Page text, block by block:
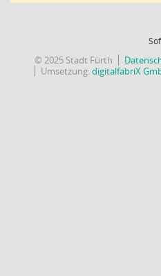
© 2025 Stadt Fürth
Umsetzung:digitalfabriX